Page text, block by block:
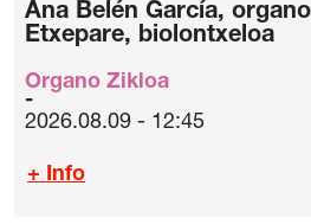
Ana Belén García,
Etxepare, biolontxeloa
Organo Zikloa
2026.08.09 - 12:45
+ Info